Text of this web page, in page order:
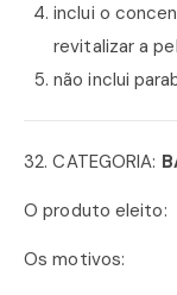
inclui o
revitalizar a
não inclui
32. CATEGORIA:
O produto eleito:
Os motivos: